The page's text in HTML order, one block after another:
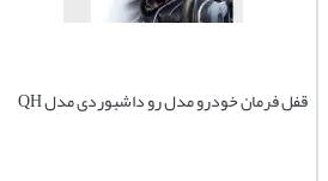
قفل فرمان خودرو مدل رو داشبوردی مدل QH